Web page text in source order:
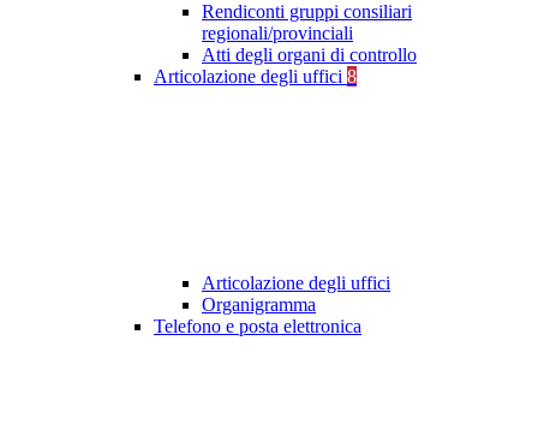
Rendiconti gruppi consiliari
regionali/provinciali
Atti degli organi di controllo
Articolazione degli uffici 8
Articolazione degli uffici
Organigramma
Telefono e posta elettronica